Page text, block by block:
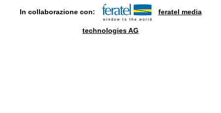
In collaborazione con: feratel media
technologies AG